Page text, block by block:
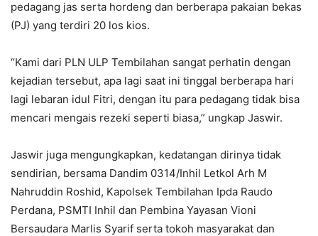
pedagang jas serta hordeng dan berberapa pakaian bekas
(PJ) yang terdiri 20 los kios.
“Kami dari PLN ULP Tembilahan sangat perhatin dengan
kejadian tersebut, apa lagi saat ini tinggal berberapa hari
lagi lebaran idul Fitri, dengan itu para pedagang tidak bisa
mencari mengais rezeki seperti biasa,” ungkap Jaswir.
Jaswir juga mengungkapkan, kedatangan dirinya tidak
sendirian, bersama Dandim 0314/Inhil Letkol Arh M
Nahruddin Roshid, Kapolsek Tembilahan Ipda Raudo
Perdana, PSMTI Inhil dan Pembina Yayasan Vioni
Bersaudara Marlis Syarif serta tokoh masyarakat dan